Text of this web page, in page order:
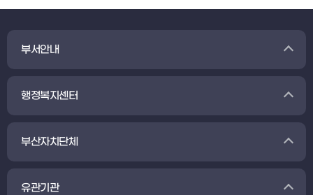
부서안내
행정복지센터
부산자치단체
유관기관